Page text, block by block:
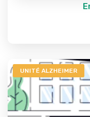
UNITÉ ALZHEIMER